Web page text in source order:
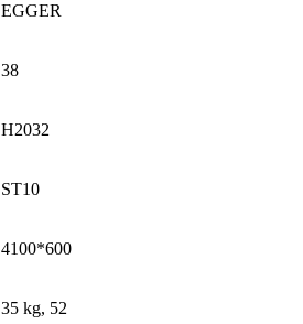
EGGER
38
H2032
ST10
4100*600
35 kg, 52